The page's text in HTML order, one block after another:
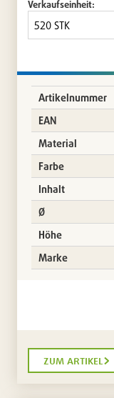
Verkaufseinheit:
Artikelnummer
EAN
Material
Farbe
Inhalt
Ø
Höhe
Marke
zum artikel